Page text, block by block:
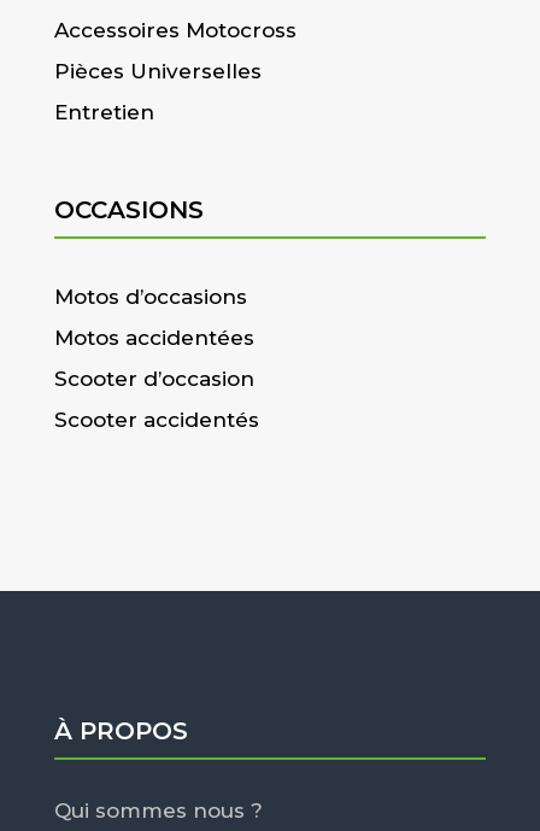
Accessoires Motocross
Pièces Universelles
Entretien
OCCASIONS
Motos d’occasions
Motos accidentées
Scooter d’occasion
Scooter accidentés
À PROPOS
Qui sommes nous ?